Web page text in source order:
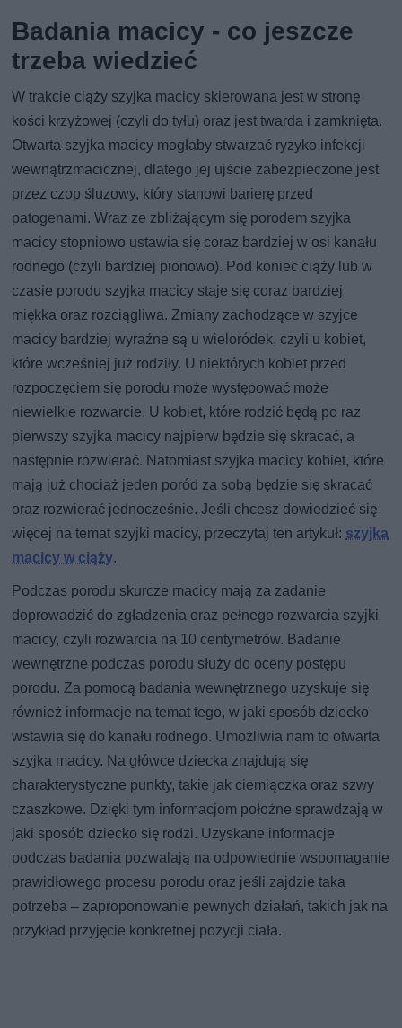
Badania macicy - co jeszcze
trzeba wiedzieć
W trakcie ciąży szyjka macicy skierowana jest w stronę
kości krzyżowej (czyli do tyłu) oraz jest twarda i zamknięta.
Otwarta szyjka macicy mogłaby stwarzać ryzyko infekcji
wewnątrzmacicznej, dlatego jej ujście zabezpieczone jest
przez czop śluzowy, który stanowi barierę przed
patogenami. Wraz ze zbliżającym się porodem szyjka
macicy stopniowo ustawia się coraz bardziej w osi kanału
rodnego (czyli bardziej pionowo). Pod koniec ciąży lub w
czasie porodu szyjka macicy staje się coraz bardziej
miękka oraz rozciągliwa. Zmiany zachodzące w szyjce
macicy bardziej wyraźne są u wieloródek, czyli u kobiet,
które wcześniej już rodziły. U niektórych kobiet przed
rozpoczęciem się porodu może występować może
niewielkie rozwarcie. U kobiet, które rodzić będą po raz
pierwszy szyjka macicy najpierw będzie się skracać, a
następnie rozwierać. Natomiast szyjka macicy kobiet, które
mają już chociaż jeden poród za sobą będzie się skracać
oraz rozwierać jednocześnie. Jeśli chcesz dowiedzieć się
więcej na temat szyjki macicy, przeczytaj ten artykuł: szyjka
macicy w ciąży.
Podczas porodu skurcze macicy mają za zadanie
doprowadzić do zgładzenia oraz pełnego rozwarcia szyjki
macicy, czyli rozwarcia na 10 centymetrów. Badanie
wewnętrzne podczas porodu służy do oceny postępu
porodu. Za pomocą badania wewnętrznego uzyskuje się
również informacje na temat tego, w jaki sposób dziecko
wstawia się do kanału rodnego. Umożliwia nam to otwarta
szyjka macicy. Na główce dziecka znajdują się
charakterystyczne punkty, takie jak ciemiączka oraz szwy
czaszkowe. Dzięki tym informacjom położne sprawdzają w
jaki sposób dziecko się rodzi. Uzyskane informacje
podczas badania pozwalają na odpowiednie wspomaganie
prawidłowego procesu porodu oraz jeśli zajdzie taka
potrzeba – zaproponowanie pewnych działań, takich jak na
przykład przyjęcie konkretnej pozycji ciała.